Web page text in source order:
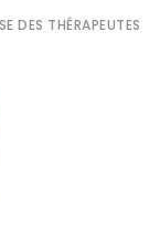
DES THÉRAPEUTES